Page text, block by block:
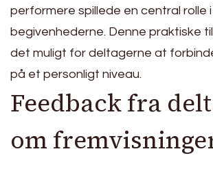
performere spillede en central rolle i
begivenhederne. Denne praktiske
det muligt for deltagerne at
på et personligt niveau.
Feedback fra
om